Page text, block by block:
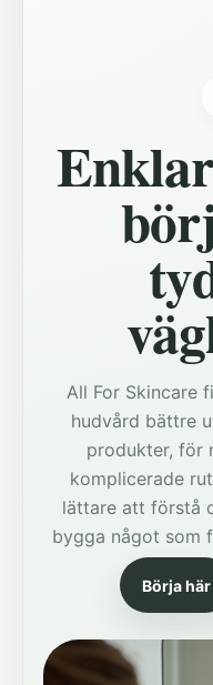
All For Skincare
hudvård bättre
produkter, för
komplicerade
lättare att förstå
bygga något som
Börja här